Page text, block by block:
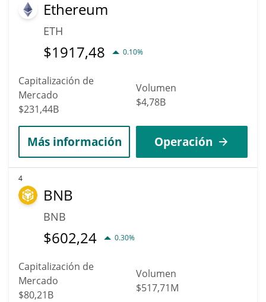
Ethereum
ETH
$1917,48 0.10%
Capitalización de
Mercado
$231,44B
Volumen
$4,78B
Más información Operación
4
BNB
BNB
$602,24 0.30%
Capitalización de
Mercado
$80,21B
Volumen
$517,71M